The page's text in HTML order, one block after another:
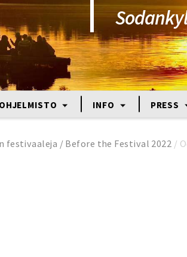
OHJELMISTO INFO PRESS
festivaaleja / Before the Festival 2022 /